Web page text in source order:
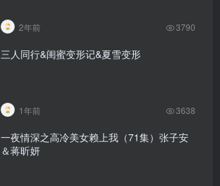
2年前 3790
三人同行&闺蜜变形记&夏雪变形
1年前 3638
一夜情深之高冷美女赖上我（71集）张子安
＆蒋昕妍